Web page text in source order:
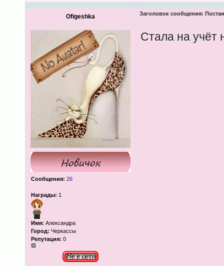
Ofigeshka Заголовок сообщения:
Сообщения: 26
Награды: 1
Имя: Александра
Город: Черкассы
Репутация: 0
Стала на учёт